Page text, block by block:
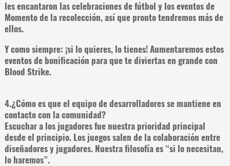
les encantaron las celebraciones de fútbol y los eventos de
Momento de la recolección, así que pronto tendremos más de
ellos.
Y como siempre: ¡si lo quieres, lo tienes! Aumentaremos estos
eventos de bonificación para que te diviertas en grande con
Blood Strike.
4.¿Cómo es que el equipo de desarrolladores se mantiene en
contacto con la comunidad?
Escuchar a los jugadores fue nuestra prioridad principal
desde el principio. Los juegos salen de la colaboración entre
diseñadores y jugadores. Nuestra filosofía es “si lo necesitan,
lo haremos”.